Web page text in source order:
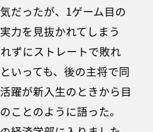
だったが、1ゲーム目の
力を見抜かれてしまう
ずにストレートで敗れ
いっても、後の主将で同
躍が新入生のときから目
ことのように語った。